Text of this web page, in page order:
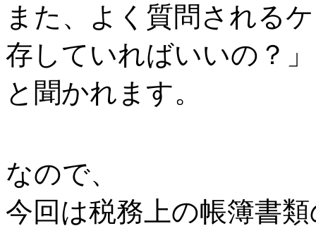
また、よく質問される
存していればいいの？」
と聞かれます。
なので、
今回は税務上の帳簿書